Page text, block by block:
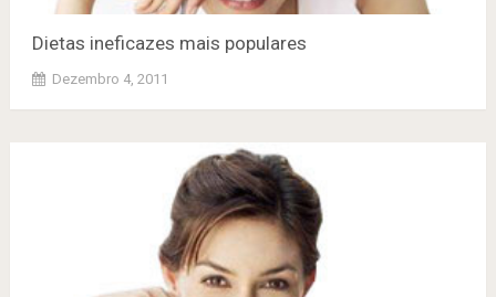
Dietas ineficazes mais populares
Dezembro 4, 2011